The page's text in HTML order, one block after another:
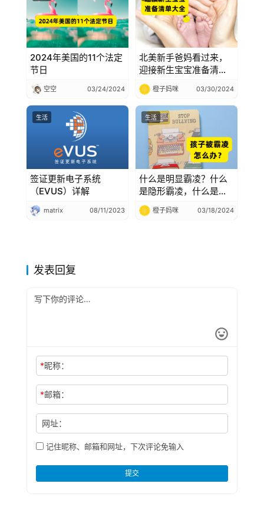
2024年美国的11个法定
节日
空空 03/24/2024
北美新手爸妈看过来，
迎接新生宝宝准备清单
大全，Baby Shower、
Baby Registry List，
看这一篇就够了
橙子妈咪 03/30/2024
生活
签证更新电子系统
（EVUS）详解
matrix 08/11/2023
生活
什么是明显霸凌？什么
是隐形霸凌，什么是隐
秘的家庭霸凌？在美
国，孩子遭遇霸凌应该
橙子妈咪 03/18/2024
发表回复
*昵称：
*邮箱：
网址：
记住昵称、邮箱和网址，下次评论免输入
提交